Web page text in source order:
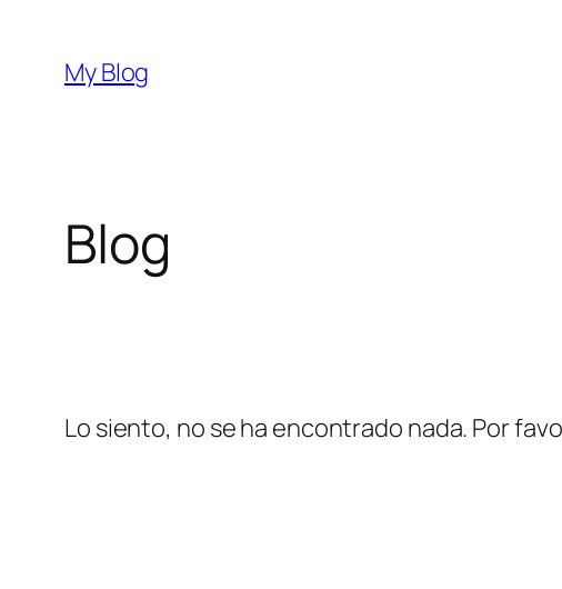
contenido
My Blog
Blog
Lo siento, no se ha encontrado nada. Por